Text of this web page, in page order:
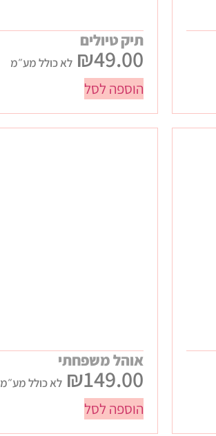
תיק טיולים
₪49.00 לא כולל מע״מ
הוספה לסל
אוהל משפחתי
₪149.00 לא כולל מע״מ
הוספה לסל